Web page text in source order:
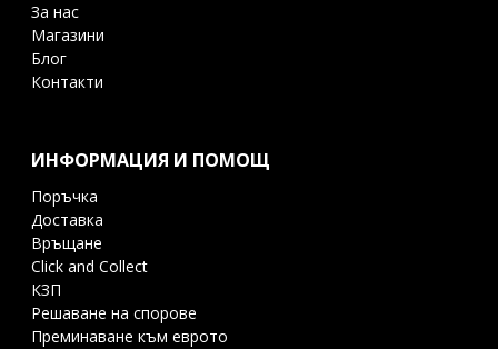
За нас
Магазини
Блог
Контакти
ИНФОРМАЦИЯ И ПОМОЩ
Поръчка
Доставка
Връщане
Click and Collect
КЗП
Решаване на спорове
Преминаване към еврото